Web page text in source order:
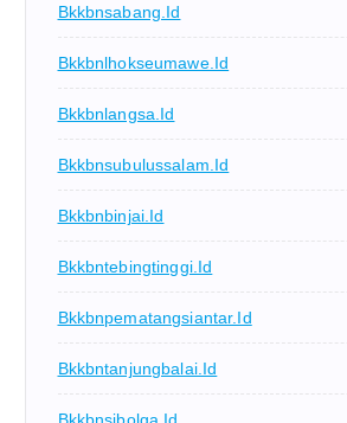
Bkkbnsabang.id
Bkkbnlhokseumawe.id
Bkkbnlangsa.id
Bkkbnsubulussalam.id
Bkkbnbinjai.id
Bkkbntebingtinggi.id
Bkkbnpematangsiantar.id
Bkkbntanjungbalai.id
Bkkbnsibolga.id